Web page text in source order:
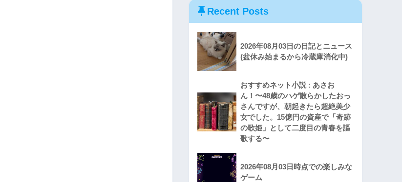
Recent Posts
2026年08月03日の日記とニュース
(盆休み始まるから冷蔵庫消化中)
おすすめネット小説 : あさお
ん！〜48歳のハゲ散らかしたおっ
さんですが、朝起きたら超絶美少
女でした。15億円の資産で「奇跡
の歌姫」として二度目の青春を謳
歌する〜
2026年08月03日時点での楽しみな
ゲーム